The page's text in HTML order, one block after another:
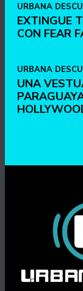
URBANA
EXTINGUE
CON FEAR
URBANA
UNA